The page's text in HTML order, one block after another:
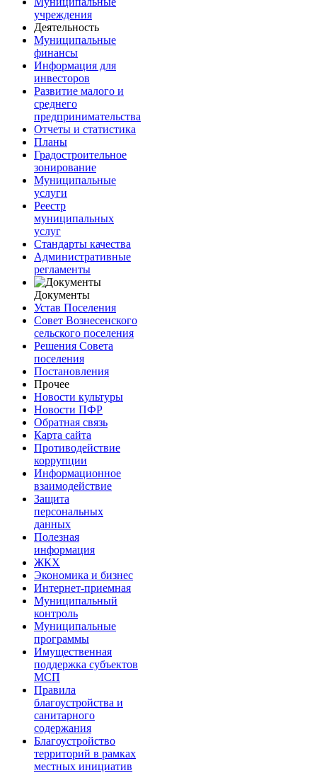
учреждения
Деятельность
Муниципальные
финансы
Информация для
инвесторов
Развитие малого и
среднего
предпринимательства
Отчеты и статистика
Планы
Градостроительное
зонирование
Муниципальные
услуги
Реестр
муниципальных
услуг
Стандарты качества
Административные
регламенты
Документы
Устав Поселения
Совет Вознесенского
сельского поселения
Решения Совета
поселения
Постановления
Прочее
Новости культуры
Новости ПФР
Обратная связь
Карта сайта
Противодействие
коррупции
Информационное
взаимодействие
Защита
персональных
данных
Полезная
информация
ЖКХ
Экономика и бизнес
Интернет-приемная
Муниципальный
контроль
Муниципальные
программы
Имущественная
поддержка субъектов
МСП
Правила
благоустройства и
санитарного
содержания
Благоустройство
территорий в рамках
местных инициатив